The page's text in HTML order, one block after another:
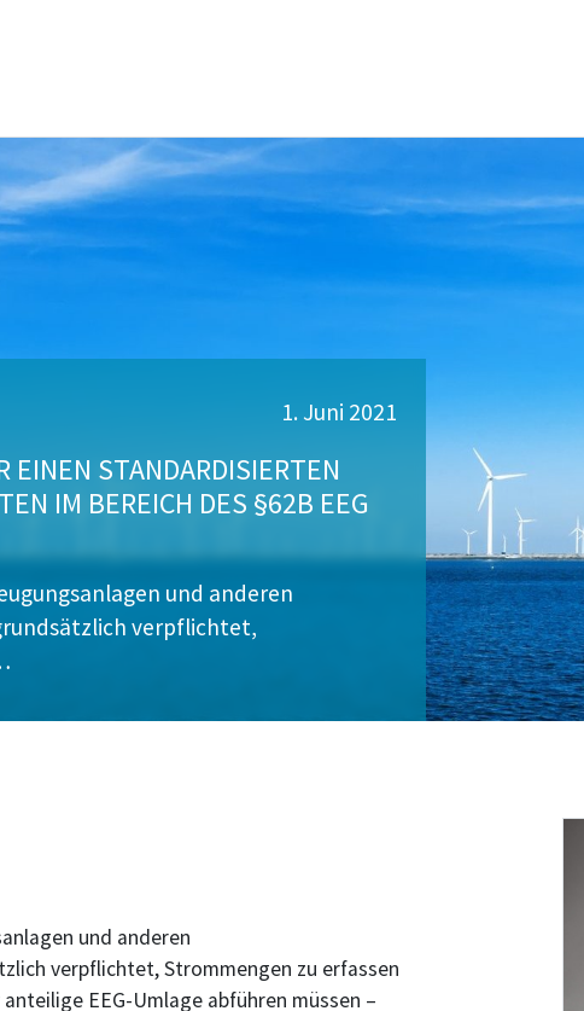
EINEN STANDARDISIERTEN
IM BEREICH DES §62B EEG
und anderen
verpflichtet,
1. Juni 2021
und anderen
verpflichtet, Strommengen zu erfassen
EEG-Umlage abführen müssen –